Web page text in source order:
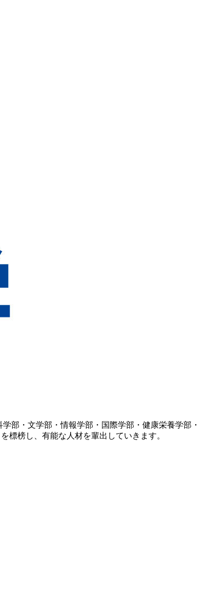
部・文学部・情報学部・国際学部・健康栄養学部・
標榜し、有能な人材を輩出していきます。